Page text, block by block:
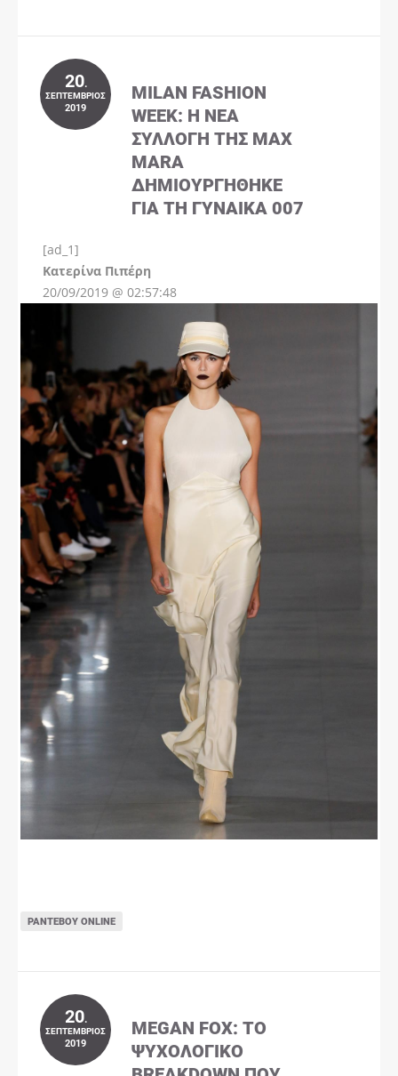
20.
ΣΕΠΤΈΜΒΡΙΟΣ
2019
MILAN FASHION
WEEK: Η ΝΈΑ
ΣΥΛΛΟΓΉ ΤΗΣ MAX
MARA
ΔΗΜΙΟΥΡΓΉΘΗΚΕ
ΓΙΑ ΤΗ ΓΥΝΑΊΚΑ 007
[ad_1]
Kατερίνα Πιπέρη
20/09/2019 @ 02:57:48
ΡΑΝΤΕΒΟΎ ONLINE
20.
ΣΕΠΤΈΜΒΡΙΟΣ
2019
MEGAN FOX: ΤΟ
ΨΥΧΟΛΟΓΙΚΌ